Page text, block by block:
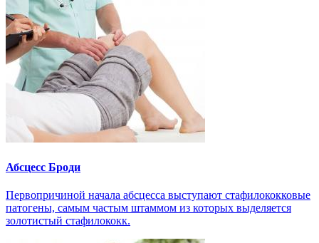
Абсцесс Броди
Первопричиной начала абсцесса выступают стафилококковые
патогены, самым частым штаммом из которых выделяется
золотистый стафилококк.